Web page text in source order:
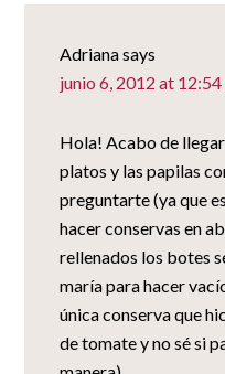
Adrianasays
junio 6, 2012 at
Hola! Acabo de
platos y las papilas
preguntarte (ya que
hacer conservas en
rellenados los botes
maría para hacer
única conserva que
de tomate y no sé si